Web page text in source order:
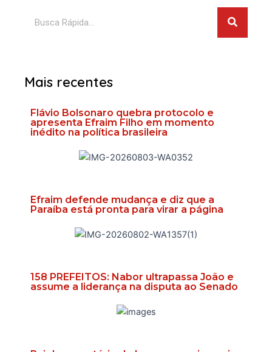
Mais recentes
Flávio Bolsonaro quebra protocolo e
apresenta Efraim Filho em momento
inédito na política brasileira
Efraim defende mudança e diz que a
Paraíba está pronta para virar a página
158 PREFEITOS: Nabor ultrapassa João e
assume a liderança na disputa ao Senado